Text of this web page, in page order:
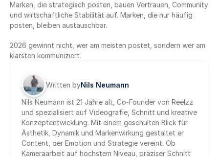
Marken, die strategisch posten, bauen Vertrauen, Community
und wirtschaftliche Stabilität auf. Marken, die nur häufig
posten, bleiben austauschbar.
2026 gewinnt nicht, wer am meisten postet, sondern wer am
klarsten kommuniziert.
Written byNils Neumann
Nils Neumann ist 21 Jahre alt, Co-Founder von Reelzz
und spezialisiert auf Videografie, Schnitt und kreative
Konzeptentwicklung. Mit einem geschulten Blick für
Ästhetik, Dynamik und Markenwirkung gestaltet er
Content, der Emotion und Strategie vereint. Ob
Kameraarbeit auf höchstem Niveau, präziser Schnitt